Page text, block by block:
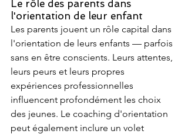
Le rôle des parents dans
l'orientation de leur enfant
Les parents jouent un rôle capital dans
l'orientation de leurs enfants — parfois
sans en être conscients. Leurs attentes,
leurs peurs et leurs propres
expériences professionnelles
influencent profondément les choix
des jeunes. Le coaching d'orientation
peut également inclure un volet